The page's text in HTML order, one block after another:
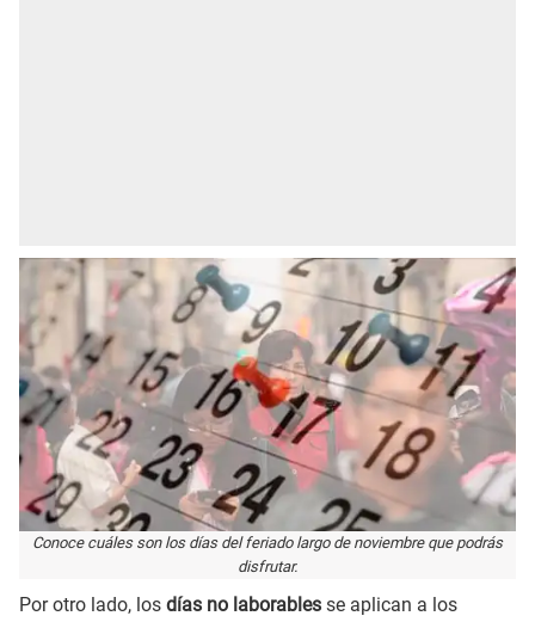
Conoce cuáles son los días del feriado largo de noviembre que podrás
disfrutar.
Por otro lado, los días no laborables se aplican a los